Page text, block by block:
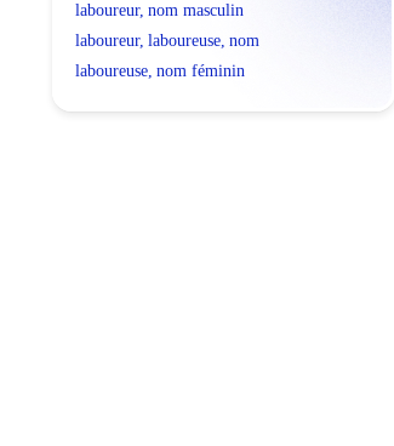
laboureur, nom masculin
laboureur, laboureuse, nom
laboureuse, nom féminin